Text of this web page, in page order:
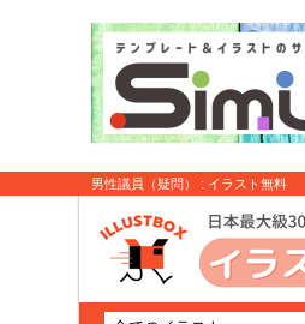
男性議員（疑問） : イラスト無料